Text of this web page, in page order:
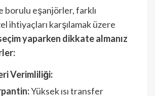
borulu eşanjörler, farklı
ihtiyaçları karşılamak üzere
yaparken dikkate almanız
Verimliliği:
Yüksek ısı transfer